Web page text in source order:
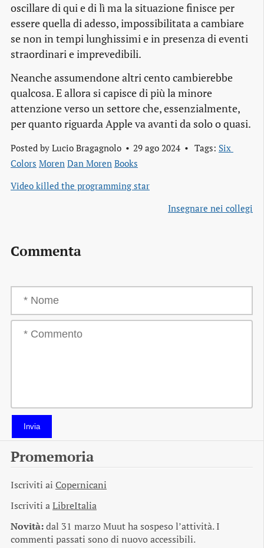
oscillare di qui e di lì ma la situazione finisce per
essere quella di adesso, impossibilitata a cambiare
se non in tempi lunghissimi e in presenza di eventi
straordinari e imprevedibili.
Neanche assumendone altri cento cambierebbe
qualcosa. E allora si capisce di più la minore
attenzione verso un settore che, essenzialmente,
per quanto riguarda Apple va avanti da solo o quasi.
Posted by Lucio Bragagnolo 29 ago 2024 Tags: Six
Colors Moren Dan Moren Books
Video killed the programming star
Insegnare nei collegi
Commenta
Invia
Promemoria
Iscriviti ai Copernicani
Iscriviti aLibreItalia
Novità:dal 31 marzo Muut ha sospeso l’attività. I
commenti passati sono di nuovo accessibili.